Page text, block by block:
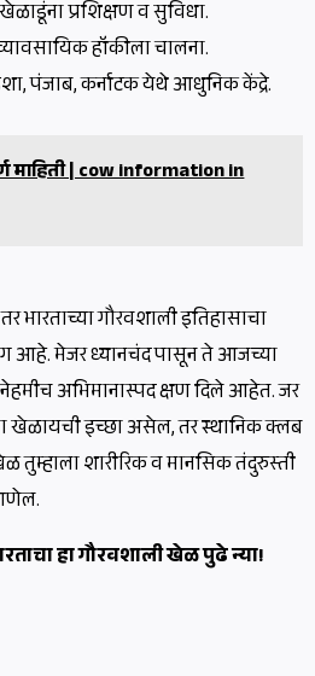
प्रशिक्षण व सुविधा.
हॉकीला चालना.
पंजाब, कर्नाटक येथे आधुनिक केंद्रे.
माहिती | cow information in
भारताच्या गौरवशाली इतिहासाचा
आहे. मेजर ध्यानचंद पासून ते आजच्या
अभिमानास्पद क्षण दिले आहेत. जर
खेळायची इच्छा असेल, तर स्थानिक क्लब
तुम्हाला शारीरिक व मानसिक तंदुरुस्ती
हा गौरवशाली खेळ पुढे न्या!